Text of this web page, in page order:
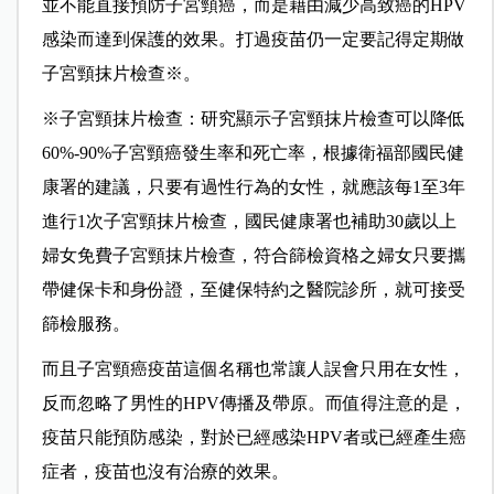
並不能直接預防子宮頸癌，而是藉由減少高致癌的HPV
感染而達到保護的效果。打過疫苗仍一定要記得定期做
子宮頸抹片檢查※。
※子宮頸抹片檢查：研究顯示子宮頸抹片檢查可以降低
60%-90%子宮頸癌發生率和死亡率，根據衛福部國民健
康署的建議，只要有過性行為的女性，就應該每1至3年
進行1次子宮頸抹片檢查，國民健康署也補助30歲以上
婦女免費子宮頸抹片檢查，符合篩檢資格之婦女只要攜
帶健保卡和身份證，至健保特約之醫院診所，就可接受
篩檢服務。
而且子宮頸癌疫苗這個名稱也常讓人誤會只用在女性，
反而忽略了男性的HPV傳播及帶原。而值得注意的是，
疫苗只能預防感染，對於已經感染HPV者或已經產生癌
症者，疫苗也沒有治療的效果。